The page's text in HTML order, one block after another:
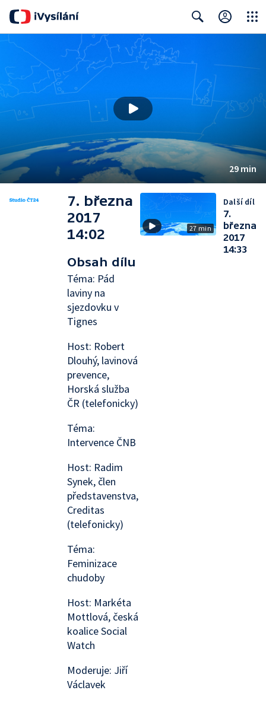
29 min
7. března
2017
14:02
Obsah dílu
Téma: Pád
laviny na
sjezdovku v
Tignes
Host: Robert
Dlouhý, lavinová
prevence,
Horská služba
ČR (telefonicky)
Téma:
Intervence ČNB
Host: Radim
Synek, člen
představenstva,
Creditas
(telefonicky)
Téma:
Feminizace
chudoby
Host: Markéta
Mottlová, česká
koalice Social
Watch
Moderuje: Jiří
Václavek
27 min
Další díl
7.
března
2017
14:33